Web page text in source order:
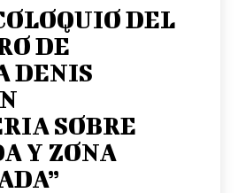
DEL
DE
DENIS
SOBRE
Y ZONA